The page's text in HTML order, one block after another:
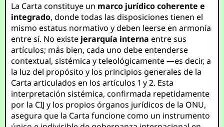
La Carta constituye un marco jurídico coherente e
integrado, donde todas las disposiciones tienen el
mismo estatus normativo y deben leerse en armonía
entre sí. No existe jerarquía interna entre sus
artículos; más bien, cada uno debe entenderse
contextual, sistémica y teleológicamente —es decir, a
la luz del propósito y los principios generales de la
Carta articulados en los artículos 1 y 2. Esta
interpretación sistémica, confirmada repetidamente
por la CIJ y los propios órganos jurídicos de la ONU,
asegura que la Carta funcione como un instrumento